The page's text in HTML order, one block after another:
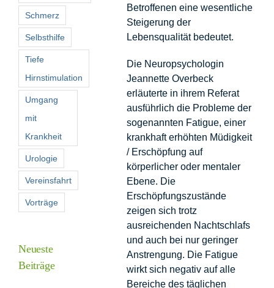
Betroffenen eine wesentliche
Steigerung der
Lebensqualität bedeutet.
Die Neuropsychologin
Jeannette Overbeck
erläuterte in ihrem Referat
ausführlich die Probleme der
sogenannten Fatigue, einer
krankhaft erhöhten Müdigkeit
/ Erschöpfung auf
körperlicher oder mentaler
Ebene. Die
Erschöpfungszustände
zeigen sich trotz
ausreichenden Nachtschlafs
und auch bei nur geringer
Anstrengung. Die Fatigue
wirkt sich negativ auf alle
Bereiche des täglichen
Schmerz
Selbsthilfe
Tiefe
Hirnstimulation
Umgang
mit
Krankheit
Urologie
Vereinsfahrt
Vorträge
Neueste
Beiträge